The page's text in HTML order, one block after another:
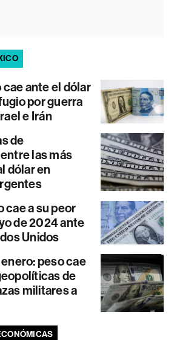
ante el dólar
por guerra
e Irán
de
las más
dólar en
cae a su peor
de 2024 ante
Unidos
peso cae
de
militares a